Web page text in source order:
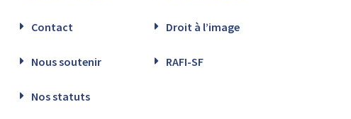
Contact Droit à l’image
Nous soutenir RAFI-SF
Nos statuts